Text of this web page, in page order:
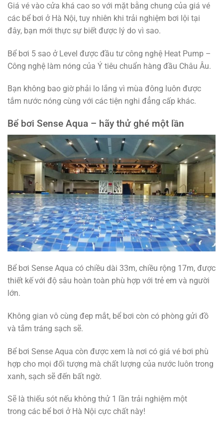
Giá vé vào cửa khá cao so với mặt bằng chung của giá vé
các bể bơi ở Hà Nội, tuy nhiên khi trải nghiệm bơi lội tại
đây, bạn mới thực sự biết được lý do vì sao.
Bể bơi 5 sao ở Level được đầu tư công nghệ Heat Pump –
Công nghệ làm nóng của Ý tiêu chuẩn hàng đầu Châu Âu.
Bạn không bao giờ phải lo lắng vì mùa đông luôn được
tắm nước nóng cùng với các tiện nghi đẳng cấp khác.
Bể bơi Sense Aqua – hãy thử ghé một lần
Bể bơi Sense Aqua có chiều dài 33m, chiều rộng 17m, được
thiết kế với độ sâu hoàn toàn phù hợp với trẻ em và người
lớn.
Không gian vô cùng đep mắt, bể bơi còn có phòng gửi đồ
và tắm tráng sạch sẽ.
Bể bơi Sense Aqua còn được xem là nơi có giá vé bơi phù
hợp cho mọi đối tượng mà chất lượng của nước luôn trong
xanh, sạch sẽ đến bất ngờ.
Sẽ là thiếu sót nếu không thử 1 lần trải nghiệm một
trong các bể bơi ở Hà Nội cực chất này!